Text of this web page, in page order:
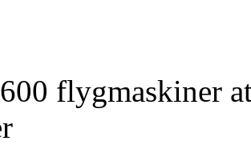
flygmaskiner